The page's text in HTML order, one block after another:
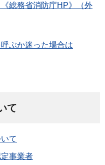
総務省消防庁HP》（外
ぶか迷った場合は
て
て
事業者